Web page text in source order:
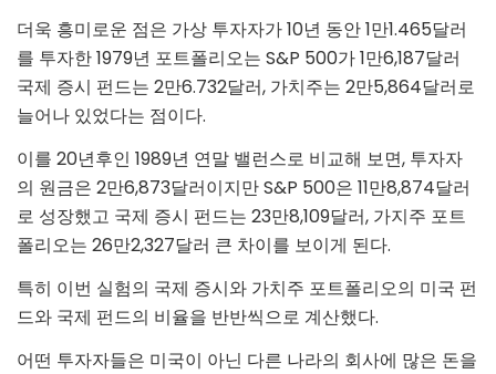
더욱 흥미로운 점은 가상 투자자가 10년 동안 1만1.465달러
를 투자한 1979년 포트폴리오는 S&P 500가 1만6,187달러
국제 증시 펀드는 2만6.732달러, 가치주는 2만5,864달러로
늘어나 있었다는 점이다.
이를 20년후인 1989년 연말 밸런스로 비교해 보면, 투자자
의 원금은 2만6,873달러이지만 S&P 500은 11만8,874달러
로 성장했고 국제 증시 펀드는 23만8,109달러, 가지주 포트
폴리오는 26만2,327달러 큰 차이를 보이게 된다.
특히 이번 실험의 국제 증시와 가치주 포트폴리오의 미국 펀
드와 국제 펀드의 비율을 반반씩으로 계산했다.
어떤 투자자들은 미국이 아닌 다른 나라의 회사에 많은 돈을